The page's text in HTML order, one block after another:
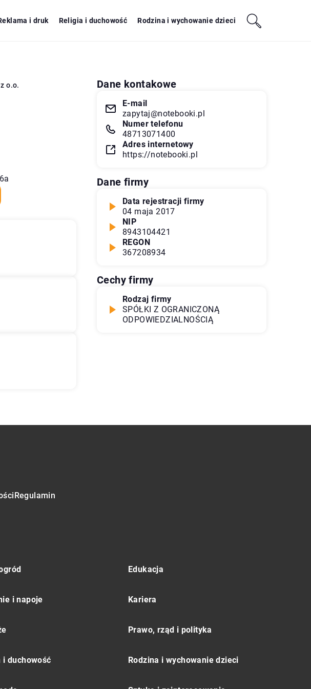
i druk Religia i duchowość Rodzina i wychowanie dzieci
o.o. Dane kontakowe
E-mail
zapytaj@notebooki.pl
Numer telefonu
48713071400
Adres internetowy
https://notebooki.pl
Dane firmy
Data rejestracji firmy
04 maja 2017
NIP
8943104421
REGON
367208934
Cechy firmy
Rodzaj firmy
SPÓŁKI Z OGRANICZONĄ
ODPOWIEDZIALNOŚCIĄ
Regulamin
Edukacja
i napoje Kariera
Prawo, rząd i polityka
i duchowość Rodzina i wychowanie dzieci